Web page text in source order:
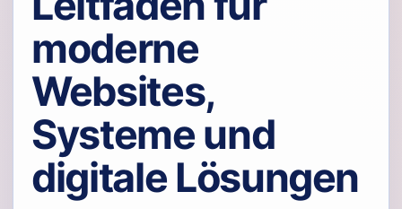
moderne
Websites,
Systeme und
digitale Lösungen